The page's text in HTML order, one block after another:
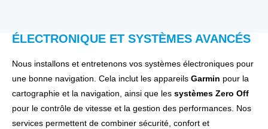
ÉLECTRONIQUE ET SYSTÈMES AVANCÉS
Nous installons et entretenons vos systèmes électroniques pour
une bonne navigation. Cela inclut les appareils Garmin pour la
cartographie et la navigation, ainsi que les systèmes Zero Off
pour le contrôle de vitesse et la gestion des performances. Nos
services permettent de combiner sécurité, confort et